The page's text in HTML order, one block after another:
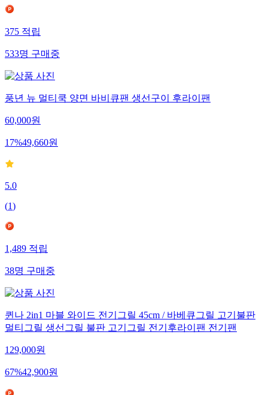
375적립
533명구매중
풍년 뉴 멀티쿡 양면 바비큐팬 생선구이 후라이팬
60,000원
17%49,660원
5.0
(1)
1,489적립
38명구매중
퀸나 2in1 마블 와이드 전기그릴 45cm / 바베큐그릴 고기불판
멀티그릴 생선그릴 불판 고기그릴 전기후라이팬 전기팬
129,000원
67%42,900원